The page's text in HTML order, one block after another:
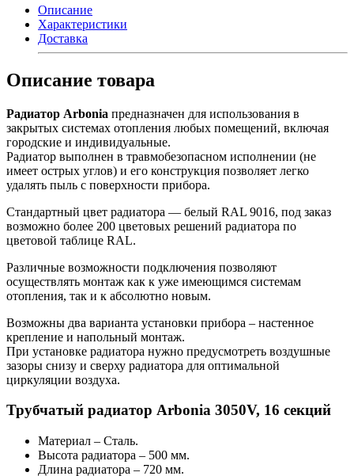
Описание
Характеристики
Доставка
Описание товара
Радиатор Arbonia предназначен для использования в
закрытых системах отопления любых помещений, включая
городские и индивидуальные.
Радиатор выполнен в травмобезопасном исполнении (не
имеет острых углов) и его конструкция позволяет легко
удалять пыль с поверхности прибора.
Стандартный цвет радиатора — белый RAL 9016, под заказ
возможно более 200 цветовых решений радиатора по
цветовой таблице RAL.
Различные возможности подключения позволяют
осуществлять монтаж как к уже имеющимся системам
отопления, так и к абсолютно новым.
Возможны два варианта установки прибора – настенное
крепление и напольный монтаж.
При установке радиатора нужно предусмотреть воздушные
зазоры снизу и сверху радиатора для оптимальной
циркуляции воздуха.
Трубчатый радиатор Arbonia 3050V, 16 секций
Материал – Сталь.
Высота радиатора – 500 мм.
Длина радиатора – 720 мм.